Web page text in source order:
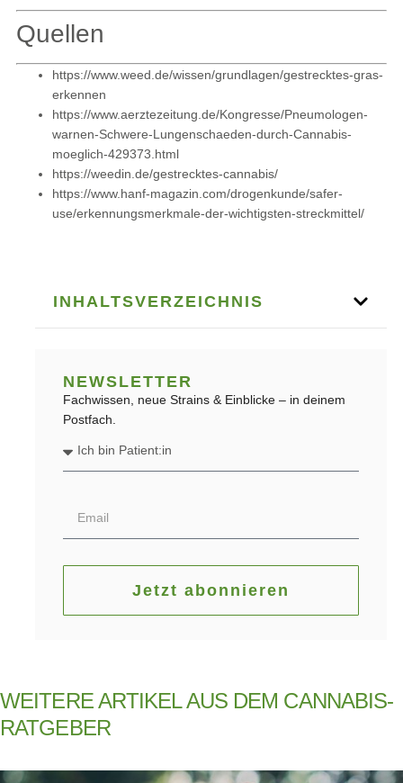
Quellen
https://www.weed.de/wissen/grundlagen/gestrecktes-gras-
erkennen
https://www.aerztezeitung.de/Kongresse/Pneumologen-
warnen-Schwere-Lungenschaeden-durch-Cannabis-
moeglich-429373.html
https://weedin.de/gestrecktes-cannabis/
https://www.hanf-magazin.com/drogenkunde/safer-
use/erkennungsmerkmale-der-wichtigsten-streckmittel/
INHALTSVERZEICHNIS
NEWSLETTER
Fachwissen, neue Strains & Einblicke – in deinem
Postfach.
Jetzt abonnieren
WEITERE ARTIKEL AUS DEM CANNABIS-
RATGEBER